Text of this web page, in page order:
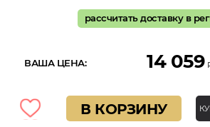
рассчитать доставку в
ВАША ЦЕНА: 14 059
В КОРЗИНУ